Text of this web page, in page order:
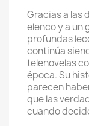
Gracias a las
elenco y a un
profundas
continúa
telenovelas
época. Su
parecen
que las
cuando